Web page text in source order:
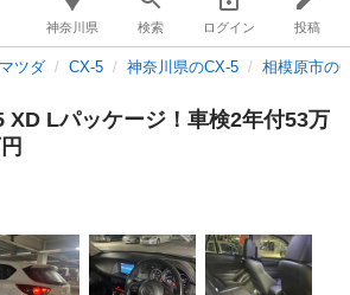
神奈川県 検索 ログイン 投稿
マツダ CX-5 神奈川県のCX-5 相模原市の
XD Lパッケージ！車検2年付53万